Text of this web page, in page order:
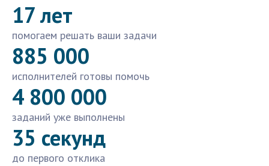
17 лет
помогаем решать ваши задачи
885 000
исполнителей готовы помочь
4 800 000
заданий уже выполнены
35 секунд
до первого отклика